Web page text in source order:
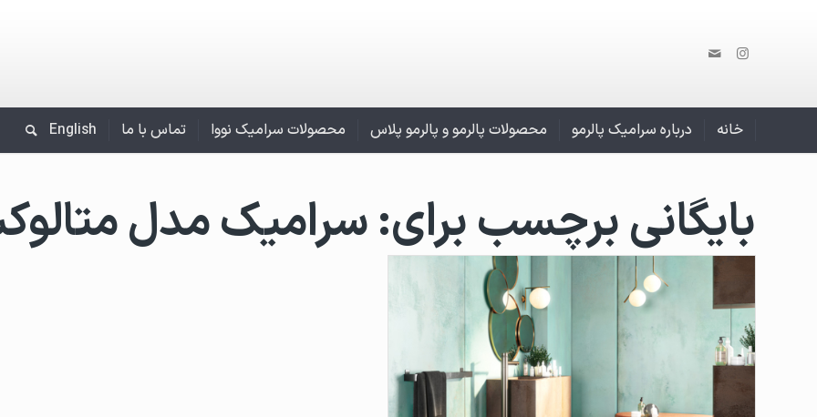
خانه درباره سرامیک پالرمو محصولات پالرمو و پالرمو پلاس محصولات سرامیک نووا تماس با ما English
بایگانی برچسب برای:سرامیک مدل